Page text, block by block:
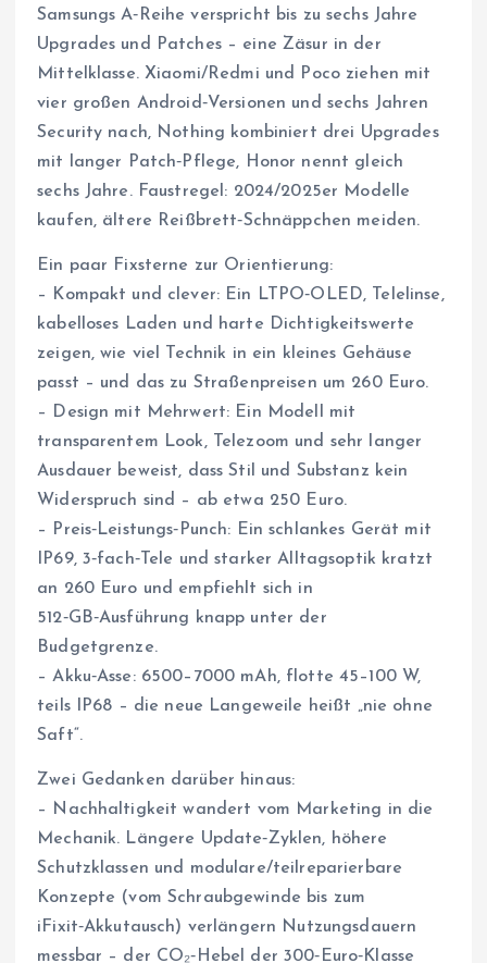
Samsungs A‑Reihe verspricht bis zu sechs Jahre
Upgrades und Patches – eine Zäsur in der
Mittelklasse. Xiaomi/Redmi und Poco ziehen mit
vier großen Android‑Versionen und sechs Jahren
Security nach, Nothing kombiniert drei Upgrades
mit langer Patch‑Pflege, Honor nennt gleich
sechs Jahre. Faustregel: 2024/2025er Modelle
kaufen, ältere Reißbrett‑Schnäppchen meiden.
Ein paar Fixsterne zur Orientierung:
– Kompakt und clever: Ein LTPO‑OLED, Telelinse,
kabelloses Laden und harte Dichtigkeitswerte
zeigen, wie viel Technik in ein kleines Gehäuse
passt – und das zu Straßenpreisen um 260 Euro.
– Design mit Mehrwert: Ein Modell mit
transparentem Look, Telezoom und sehr langer
Ausdauer beweist, dass Stil und Substanz kein
Widerspruch sind – ab etwa 250 Euro.
– Preis‑Leistungs‑Punch: Ein schlankes Gerät mit
IP69, 3‑fach‑Tele und starker Alltagsoptik kratzt
an 260 Euro und empfiehlt sich in
512‑GB‑Ausführung knapp unter der
Budgetgrenze.
– Akku‑Asse: 6500–7000 mAh, flotte 45–100 W,
teils IP68 – die neue Langeweile heißt „nie ohne
Saft“.
Zwei Gedanken darüber hinaus:
– Nachhaltigkeit wandert vom Marketing in die
Mechanik. Längere Update‑Zyklen, höhere
Schutzklassen und modulare/teilreparierbare
Konzepte (vom Schraubgewinde bis zum
iFixit‑Akkutausch) verlängern Nutzungsdauern
messbar – der CO₂‑Hebel der 300‑Euro‑Klasse